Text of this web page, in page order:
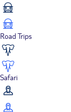
Road Trips
Safari